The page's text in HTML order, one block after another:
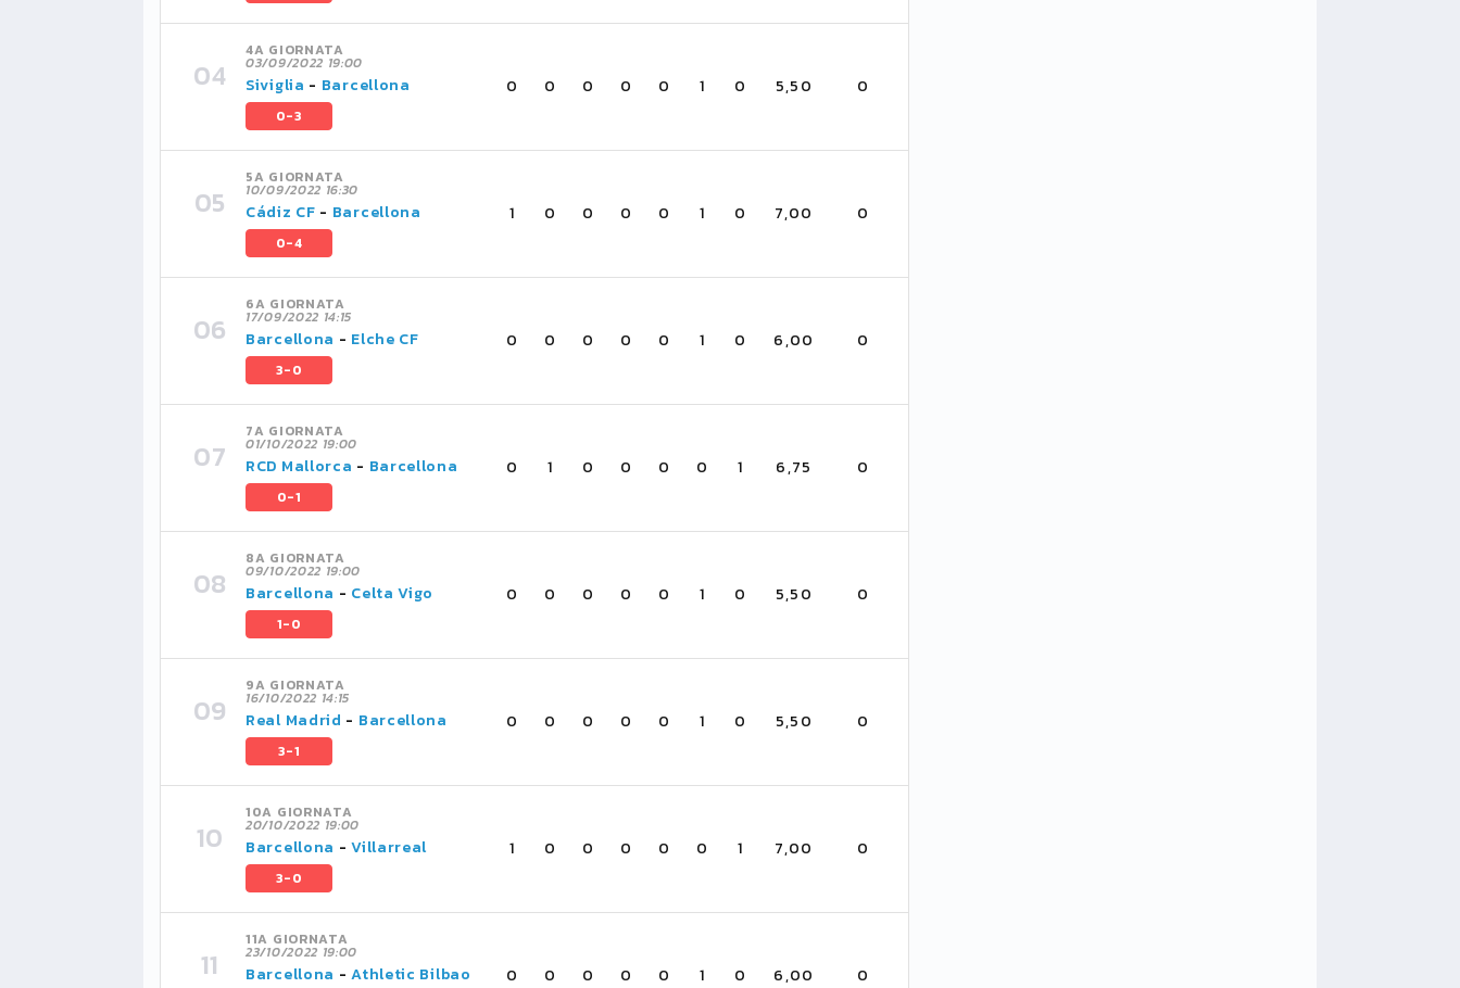
4A GIORNATA
03/09/2022 19:00
Siviglia - Barcellona
0-3
0 0 0 0 0 1 0 5,50 0
5A GIORNATA
10/09/2022 16:30
Cádiz CF - Barcellona
0-4
1 0 0 0 0 1 0 7,00 0
6A GIORNATA
17/09/2022 14:15
Barcellona - Elche CF
3-0
0 0 0 0 0 1 0 6,00 0
7A GIORNATA
01/10/2022 19:00
RCD Mallorca - Barcellona
0-1
0 1 0 0 0 0 1 6,75 0
8A GIORNATA
09/10/2022 19:00
Barcellona - Celta Vigo
1-0
0 0 0 0 0 1 0 5,50 0
9A GIORNATA
16/10/2022 14:15
Real Madrid - Barcellona
3-1
0 0 0 0 0 1 0 5,50 0
10A GIORNATA
20/10/2022 19:00
Barcellona -Villarreal
3-0
1 0 0 0 0 0 1 7,00 0
11A GIORNATA
23/10/2022 19:00
Barcellona -Athletic Bilbao 0 0 0 0 0 1 0 6,00 0